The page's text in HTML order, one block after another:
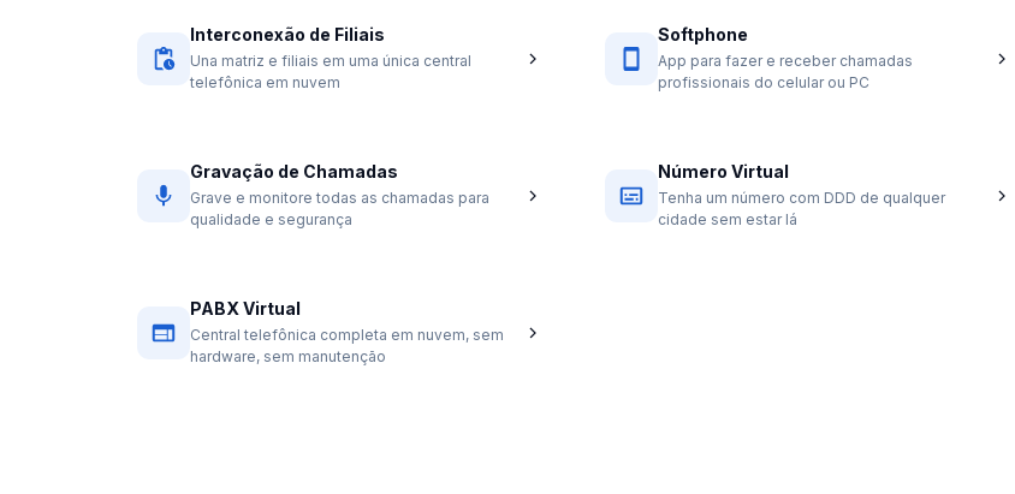
Interconexão de Filiais
Una matriz e filiais em uma única central
telefônica em nuvem
Softphone
App para fazer e receber chamadas
profissionais do celular ou PC
Gravação de Chamadas
Grave e monitore todas as chamadas para
qualidade e segurança
Número Virtual
Tenha um número com DDD de qualquer
cidade sem estar lá
PABX Virtual
Central telefônica completa em nuvem, sem
hardware, sem manutenção